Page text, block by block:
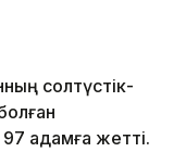
солтүстік-
97 адамға жетті.